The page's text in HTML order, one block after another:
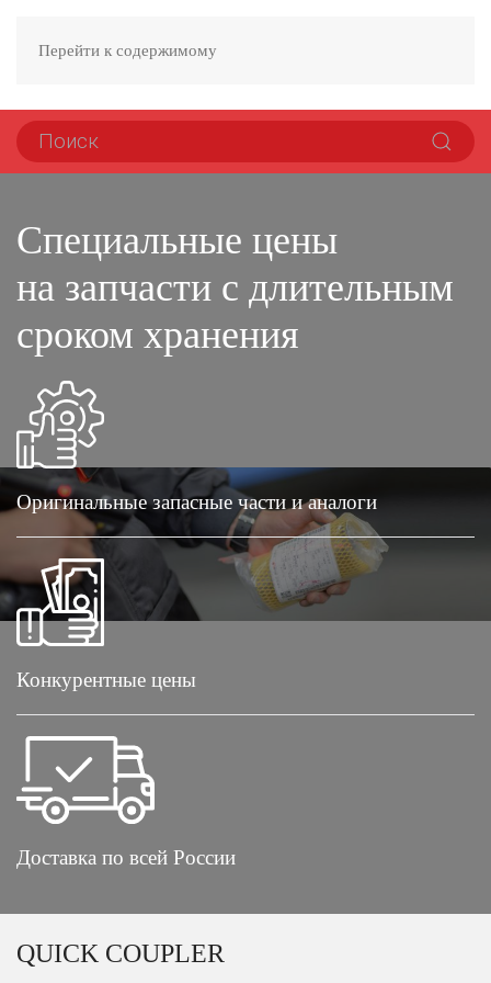
Перейти к содержимому
Специальные цены
на запчасти с длительным
сроком хранения
Оригинальные запасные части и аналоги
Конкурентные цены
Доставка по всей России
QUICK COUPLER